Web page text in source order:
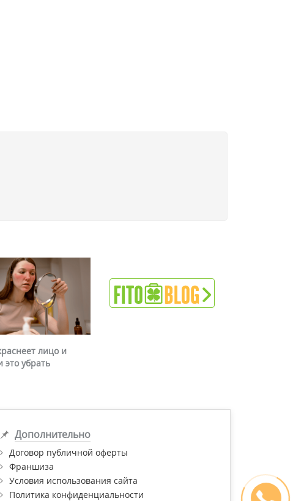
лицо и
это убрать
Дополнительно
Договор публичной оферты
Франшиза
Условия использования сайта
Политика конфиденциальности